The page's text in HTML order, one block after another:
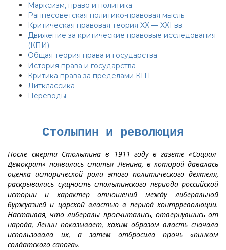
Марксизм, право и политика
Раннесоветская политико-правовая мысль
Критическая правовая теория XX — XXI вв.
Движение за критические правовые исследования
(КПИ)
Общая теория права и государства
История права и государства
Критика права за пределами КПТ
Литклассика
Переводы
Столыпин и революция
После смерти Столыпина в 1911 году в газете «Социал-
Демократ» появилась статья Ленина, в которой давалась
оценка исторической роли этого политического деятеля,
раскрывались сущность столыпинского периода российской
истории и характер отношений между либеральной
буржуазией и царской властью в период контрреволюции.
Настаивая, что либералы просчитались, отвернувшись от
народа, Ленин показывает, каким образом власть сначала
использовала их, а затем отбросила прочь «пинком
солдатского сапога».